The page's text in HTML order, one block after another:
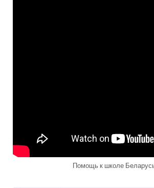
Помощь к школе